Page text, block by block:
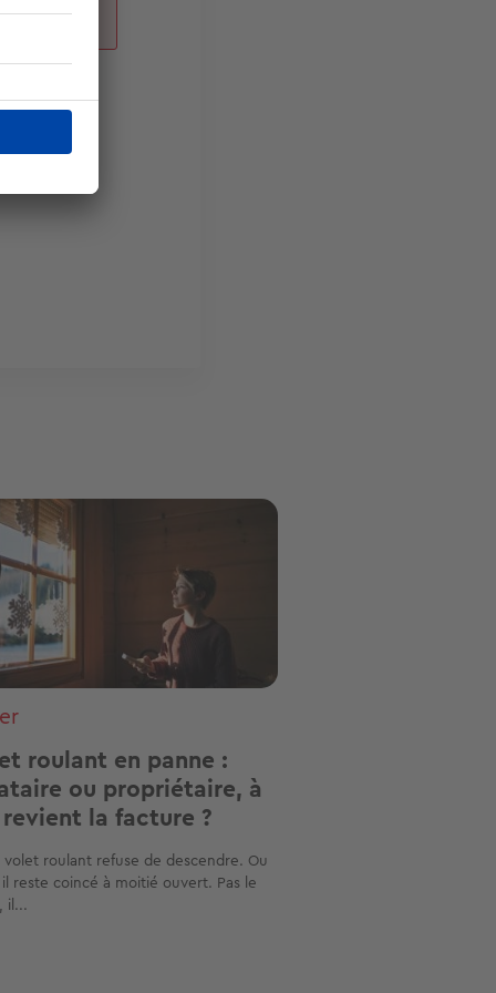
roulant en panne :
ou propriétaire, à
la facture ?
roulant refuse de descendre. Ou
reste coincé à moitié ouvert. Pas le
il...